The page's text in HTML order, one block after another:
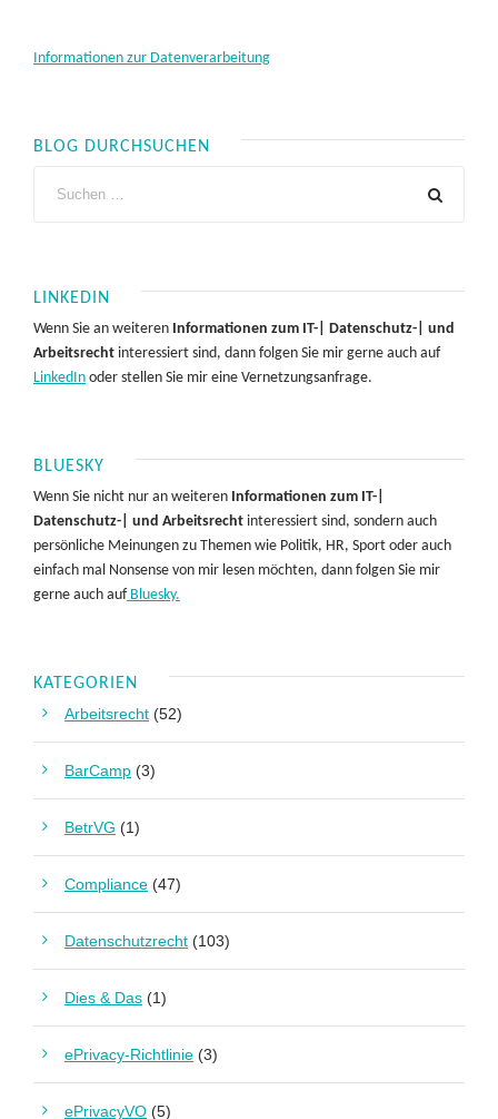
Informationen zur Datenverarbeitung
BLOG DURCHSUCHEN
LINKEDIN
Wenn Sie an weiteren Informationen zum IT-| Datenschutz-| und
Arbeitsrecht interessiert sind, dann folgen Sie mir gerne auch auf
LinkedIn oder stellen Sie mir eine Vernetzungsanfrage.
BLUESKY
Wenn Sie nicht nur an weiteren Informationen zum IT-|
Datenschutz-| und Arbeitsrecht interessiert sind, sondern auch
persönliche Meinungen zu Themen wie Politik, HR, Sport oder auch
einfach mal Nonsense von mir lesen möchten, dann folgen Sie mir
gerne auch aufBluesky.
KATEGORIEN
Arbeitsrecht (52)
BarCamp (3)
BetrVG (1)
Compliance (47)
Datenschutzrecht (103)
Dies & Das (1)
ePrivacy-Richtlinie (3)
ePrivacyVO (5)